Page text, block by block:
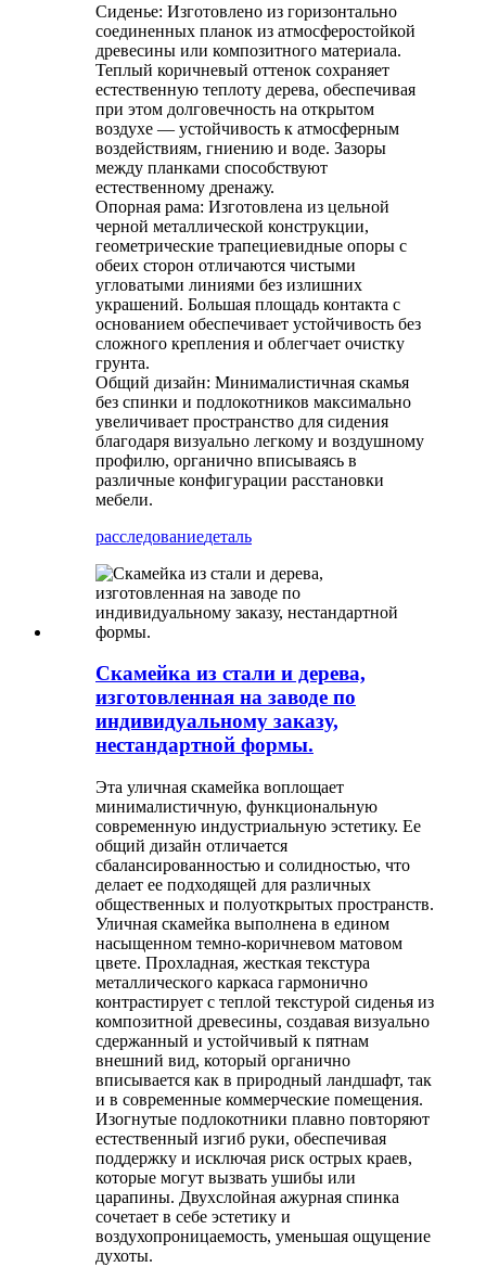
Сиденье: Изготовлено из горизонтально
соединенных планок из атмосферостойкой
древесины или композитного материала.
Теплый коричневый оттенок сохраняет
естественную теплоту дерева, обеспечивая
при этом долговечность на открытом
воздухе — устойчивость к атмосферным
воздействиям, гниению и воде. Зазоры
между планками способствуют
естественному дренажу.
Опорная рама: Изготовлена ​​из цельной
черной металлической конструкции,
геометрические трапециевидные опоры с
обеих сторон отличаются чистыми
угловатыми линиями без излишних
украшений. Большая площадь контакта с
основанием обеспечивает устойчивость без
сложного крепления и облегчает очистку
грунта.
Общий дизайн: Минималистичная скамья
без спинки и подлокотников максимально
увеличивает пространство для сидения
благодаря визуально легкому и воздушному
профилю, органично вписываясь в
различные конфигурации расстановки
мебели.
расследованиедеталь
Скамейка из стали и дерева,
изготовленная на заводе по
индивидуальному заказу,
нестандартной формы.
Эта уличная скамейка воплощает
минималистичную, функциональную
современную индустриальную эстетику. Ее
общий дизайн отличается
сбалансированностью и солидностью, что
делает ее подходящей для различных
общественных и полуоткрытых пространств.
Уличная скамейка выполнена в едином
насыщенном темно-коричневом матовом
цвете. Прохладная, жесткая текстура
металлического каркаса гармонично
контрастирует с теплой текстурой сиденья из
композитной древесины, создавая визуально
сдержанный и устойчивый к пятнам
внешний вид, который органично
вписывается как в природный ландшафт, так
и в современные коммерческие помещения.
Изогнутые подлокотники плавно повторяют
естественный изгиб руки, обеспечивая
поддержку и исключая риск острых краев,
которые могут вызвать ушибы или
царапины. Двухслойная ажурная спинка
сочетает в себе эстетику и
воздухопроницаемость, уменьшая ощущение
духоты.